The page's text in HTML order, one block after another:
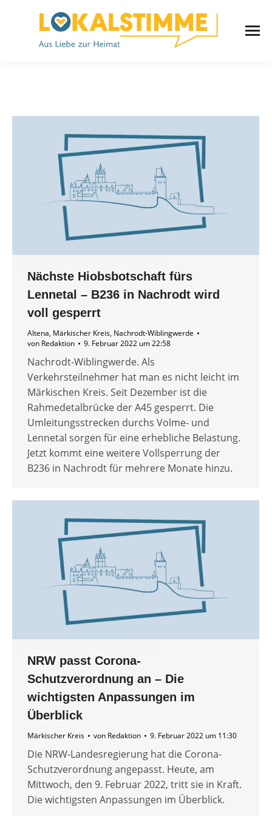
Nächste Hiobsbotschaft fürs
Lennetal – B236 in Nachrodt wird
voll gesperrt
Altena, Märkischer Kreis, Nachrodt-Wiblingwerde
von Redaktion 9. Februar 2022 um 22:58
Nachrodt-Wiblingwerde. Als
Verkehrsteilnehmer hat man es nicht leicht im
Märkischen Kreis. Seit Dezember ist die
Rahmedetalbrücke der A45 gesperrt. Die
Umleitungsstrecken durchs Volme- und
Lennetal sorgen für eine erhebliche Belastung.
Jetzt kommt eine weitere Vollsperrung der
B236 in Nachrodt für mehrere Monate hinzu.
NRW passt Corona-
Schutzverordnung an – Die
wichtigsten Anpassungen im
Überblick
Märkischer Kreis von Redaktion 9. Februar 2022 um 11:30
Die NRW-Landesregierung hat die Corona-
Schutzverordnung angepasst. Heute, am
Mittwoch, den 9. Februar 2022, tritt sie in Kraft.
Die wichtigsten Anpassungen im Überblick.